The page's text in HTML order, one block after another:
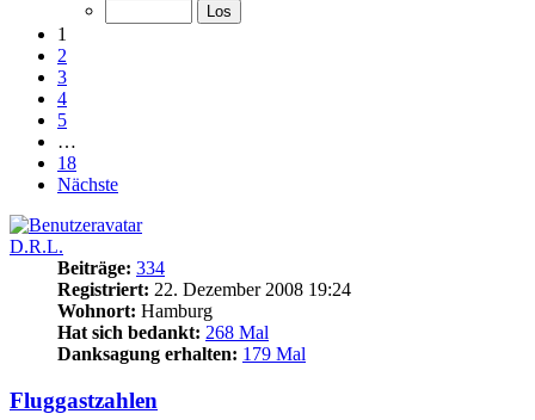
1
2
3
4
5
…
18
Nächste
D.R.L.
Beiträge: 334
Registriert: 22. Dezember 2008 19:24
Wohnort: Hamburg
Hat sich bedankt: 268 Mal
Danksagung erhalten: 179 Mal
Fluggastzahlen